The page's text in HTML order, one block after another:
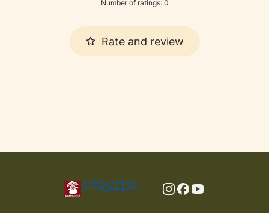
Number of ratings: 0
Rate and review